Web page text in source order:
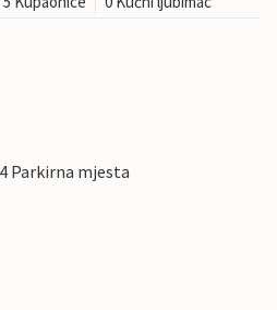
Parkirna mjesta